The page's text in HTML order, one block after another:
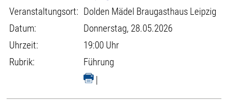
Veranstaltungsort: Dolden Mädel Braugasthaus Leipzig
Datum:
Donnerstag, 28.05.2026
Uhrzeit:
19:00 Uhr
Rubrik:
Führung
|